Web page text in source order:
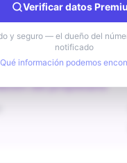
del propietario
Verificar datos
y seguro — el dueño del
notificado
información podemos